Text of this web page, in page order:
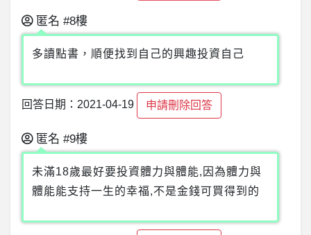
匿名 #8樓
多讀點書，順便找到自己的興趣投資自己
回答日期：2021-04-19 申請刪除回答
匿名 #9樓
未滿18歲最好要投資體力與體能,因為體力與
體能能支持一生的幸福,不是金錢可買得到的